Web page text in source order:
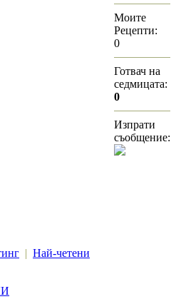
Моите
Рецепти:
0
Готвач на
седмицата:
0
Изпрати
съобщение:
| Най-четени